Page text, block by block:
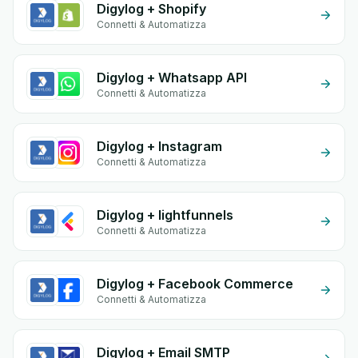
Digylog + Shopify
Connetti & Automatizza
Digylog + Whatsapp API
Connetti & Automatizza
Digylog + Instagram
Connetti & Automatizza
Digylog + lightfunnels
Connetti & Automatizza
Digylog + Facebook Commerce
Connetti & Automatizza
Digylog + Email SMTP